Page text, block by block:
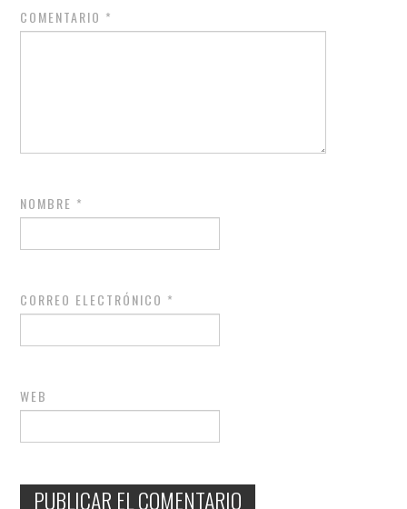
COMENTARIO *
NOMBRE *
CORREO ELECTRÓNICO *
WEB